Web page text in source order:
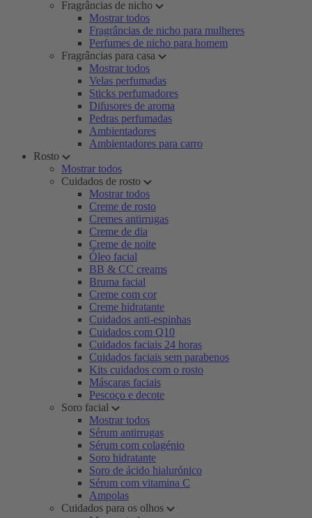
Fragrâncias de nicho
Mostrar todos
Fragrâncias de nicho para mulheres
Perfumes de nicho para homem
Fragrâncias para casa
Mostrar todos
Velas perfumadas
Sticks perfumadores
Difusores de aroma
Pedras perfumadas
Ambientadores
Ambientadores para carro
Rosto
Mostrar todos
Cuidados de rosto
Mostrar todos
Creme de rosto
Cremes antirrugas
Creme de dia
Creme de noite
Óleo facial
BB & CC creams
Bruma facial
Creme com cor
Creme hidratante
Cuidados anti-espinhas
Cuidados com Q10
Cuidados faciais 24 horas
Cuidados faciais sem parabenos
Kits cuidados com o rosto
Máscaras faciais
Pescoço e decote
Soro facial
Mostrar todos
Sérum antirrugas
Sérum com colagénio
Soro hidratante
Soro de ácido hialurónico
Sérum com vitamina C
Ampolas
Cuidados para os olhos